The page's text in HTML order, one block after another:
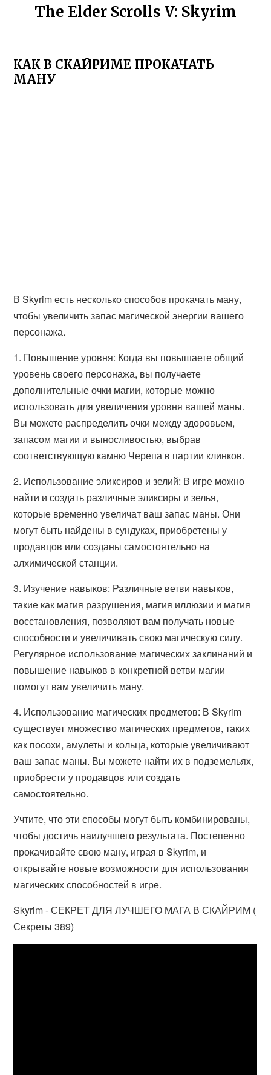
The Elder Scrolls V: Skyrim
КАК В СКАЙРИМЕ ПРОКАЧАТЬ
МАНУ
В Skyrim есть несколько способов прокачать ману,
чтобы увеличить запас магической энергии вашего
персонажа.
1. Повышение уровня: Когда вы повышаете общий
уровень своего персонажа, вы получаете
дополнительные очки магии, которые можно
использовать для увеличения уровня вашей маны.
Вы можете распределить очки между здоровьем,
запасом магии и выносливостью, выбрав
соответствующую камню Черепа в партии клинков.
2. Использование эликсиров и зелий: В игре можно
найти и создать различные эликсиры и зелья,
которые временно увеличат ваш запас маны. Они
могут быть найдены в сундуках, приобретены у
продавцов или созданы самостоятельно на
алхимической станции.
3. Изучение навыков: Различные ветви навыков,
такие как магия разрушения, магия иллюзии и магия
восстановления, позволяют вам получать новые
способности и увеличивать свою магическую силу.
Регулярное использование магических заклинаний и
повышение навыков в конкретной ветви магии
помогут вам увеличить ману.
4. Использование магических предметов: В Skyrim
существует множество магических предметов, таких
как посохи, амулеты и кольца, которые увеличивают
ваш запас маны. Вы можете найти их в подземельях,
приобрести у продавцов или создать
самостоятельно.
Учтите, что эти способы могут быть комбинированы,
чтобы достичь наилучшего результата. Постепенно
прокачивайте свою ману, играя в Skyrim, и
открывайте новые возможности для использования
магических способностей в игре.
Skyrim - СЕКРЕТ ДЛЯ ЛУЧШЕГО МАГА В СКАЙРИМ (
Секреты 389)